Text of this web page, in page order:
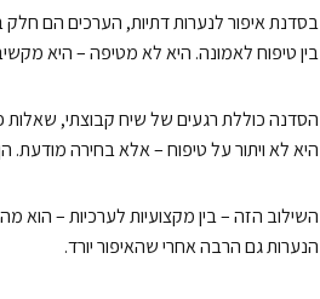
בסדנת איפור לנערות דתיות, הערכים הם חלק
בין טיפוח לאמונה. היא לא מטיפה – היא
הסדנה כוללת רגעים של שיח קבוצתי, שאלות
היא לא ויתור על טיפוח – אלא בחירה מודעת.
השילוב הזה – בין מקצועיות לערכיות – הוא
הנערות גם הרבה אחרי שהאיפור יורד.